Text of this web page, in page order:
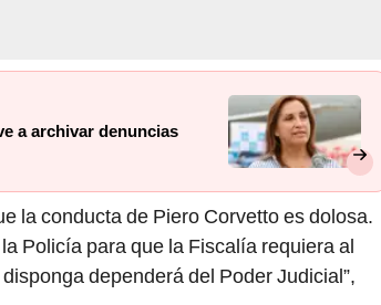
a archivar denuncias
la conducta de Piero Corvetto es dolosa.
Policía para que la Fiscalía requiera al
dependerá del Poder Judicial”,